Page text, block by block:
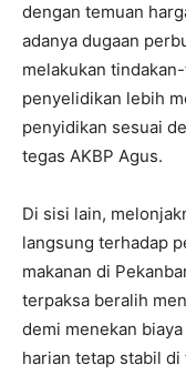
dengan temuan
adanya dugaan
melakukan
penyelidikan lebih
penyidikan sesuai
tegas AKBP Agus.
Di sisi lain,
langsung terhadap
makanan di
terpaksa beralih
demi menekan
harian tetap stabil